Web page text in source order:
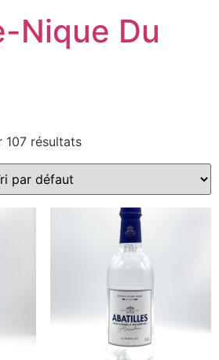
Nique Du
107 résultats